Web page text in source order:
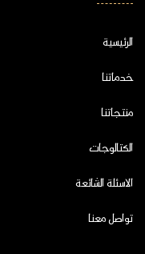
الرئيسية
خدماتنا
منتجاتنا
الكتالوجات
الاسئلة الشائعة
تواصل معنا